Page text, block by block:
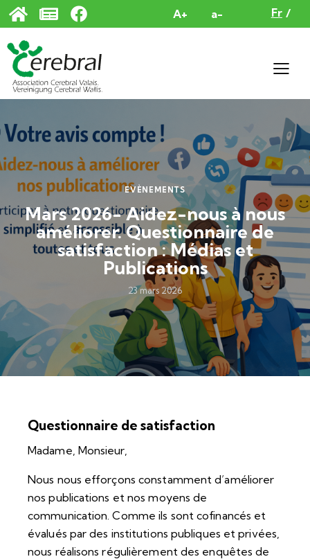
A+ a- Fr
EVÈNEMENTS
Mars 2026- Aidez-nous à nous
améliorer. Questionnaire de
satisfaction : Médias et
Publications
23 mars 2026
Questionnaire de satisfaction
Madame, Monsieur,
Nous nous efforçons constamment d’améliorer
nos publications et nos moyens de
communication. Comme ils sont cofinancés et
évalués par des institutions publiques et privées,
nous réalisons régulièrement des enquêtes de
Panneau de gestion des cookies